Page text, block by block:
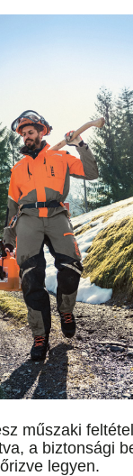
műszaki
a biztonsági
legyen.